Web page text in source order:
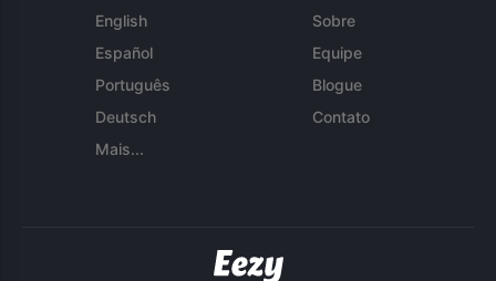
English
Español
Português
Deutsch
Mais...
Sobre
Equipe
Blogue
Contato